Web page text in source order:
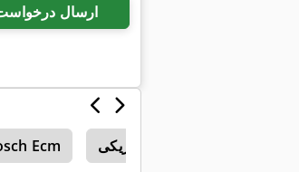
ارسال
Ecm موتورهای الکتریکی